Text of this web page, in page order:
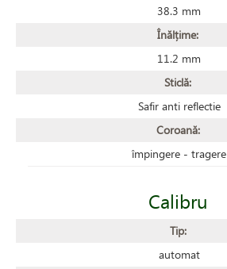
38.3 mm
Înălțime:
11.2 mm
Sticlă:
Safir anti reflectie
Coroană:
împingere - tragere
Calibru
Tip:
automat